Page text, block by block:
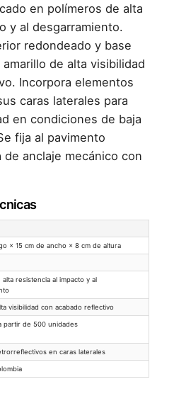
en polímeros de alta
y al desgarramiento.
redondeado y base
de alta visibilidad
Incorpora elementos
caras laterales para
en condiciones de baja
fija al pavimento
anclaje mecánico con
× 15 cm de ancho × 8 cm de altura
alta resistencia al impacto y al
visibilidad con acabado reflectivo
partir de 500 unidades
en caras laterales